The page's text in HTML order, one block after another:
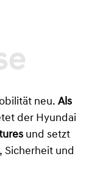
neu. Als
der Hyundai
und setzt
Sicherheit und